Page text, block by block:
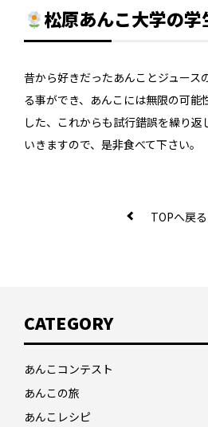
松原あんこ大学の
昔から好きだったあんことジュース
る事ができ、あんこには無限の可能
した、これからも試行錯誤を繰り返
いきますので、是非食べて下さい。
TOPへ戻る
CATEGORY
あんこコンテスト
あんこの旅
あんこレシピ